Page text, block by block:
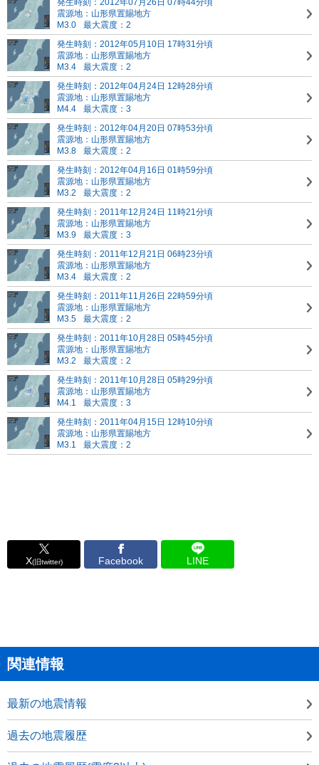
発生時刻：2012年07月26日 07時44分頃
震源地：山形県置賜地方
M3.0
最大震度：2
発生時刻：2012年05月10日 17時31分頃
震源地：山形県置賜地方
M3.4
最大震度：2
発生時刻：2012年04月24日 12時28分頃
震源地：山形県置賜地方
M4.4
最大震度：3
発生時刻：2012年04月20日 07時53分頃
震源地：山形県置賜地方
M3.8
最大震度：2
発生時刻：2012年04月16日 01時59分頃
震源地：山形県置賜地方
M3.2
最大震度：2
発生時刻：2011年12月24日 11時21分頃
震源地：山形県置賜地方
M3.9
最大震度：3
発生時刻：2011年12月21日 06時23分頃
震源地：山形県置賜地方
M3.4
最大震度：2
発生時刻：2011年11月26日 22時59分頃
震源地：山形県置賜地方
M3.5
最大震度：2
発生時刻：2011年10月28日 05時45分頃
震源地：山形県置賜地方
M3.2
最大震度：2
発生時刻：2011年10月28日 05時29分頃
震源地：山形県置賜地方
M4.1
最大震度：3
発生時刻：2011年04月15日 12時10分頃
震源地：山形県置賜地方
M3.1
最大震度：2
X(旧twitter) Facebook LINE
関連情報
最新の地震情報
過去の地震履歴